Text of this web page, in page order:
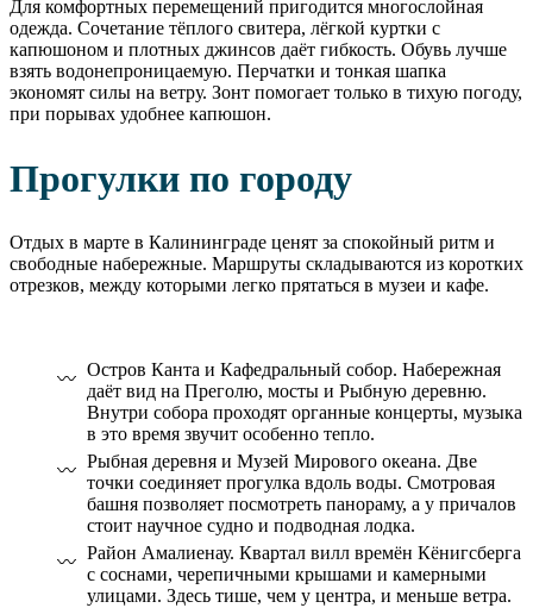
Для комфортных перемещений пригодится многослойная
одежда. Сочетание тёплого свитера, лёгкой куртки с
капюшоном и плотных джинсов даёт гибкость. Обувь лучше
взять водонепроницаемую. Перчатки и тонкая шапка
экономят силы на ветру. Зонт помогает только в тихую погоду,
при порывах удобнее капюшон.
Прогулки по городу
Отдых в марте в Калининграде ценят за спокойный ритм и
свободные набережные. Маршруты складываются из коротких
отрезков, между которыми легко прятаться в музеи и кафе.
Остров Канта и Кафедральный собор. Набережная
даёт вид на Преголю, мосты и Рыбную деревню.
Внутри собора проходят органные концерты, музыка
в это время звучит особенно тепло.
Рыбная деревня и Музей Мирового океана. Две
точки соединяет прогулка вдоль воды. Смотровая
башня позволяет посмотреть панораму, а у причалов
стоит научное судно и подводная лодка.
Район Амалиенау. Квартал вилл времён Кёнигсберга
с соснами, черепичными крышами и камерными
улицами. Здесь тише, чем у центра, и меньше ветра.